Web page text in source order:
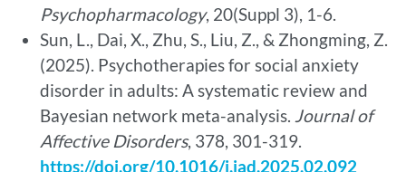
Psychopharmacology, 20(Suppl 3), 1-6.
Sun, L., Dai, X., Zhu, S., Liu, Z., & Zhongming, Z.
(2025). Psychotherapies for social anxiety
disorder in adults: A systematic review and
Bayesian network meta-analysis. Journal of
Affective Disorders, 378, 301-319.
https://doi.org/10.1016/j.jad.2025.02.092